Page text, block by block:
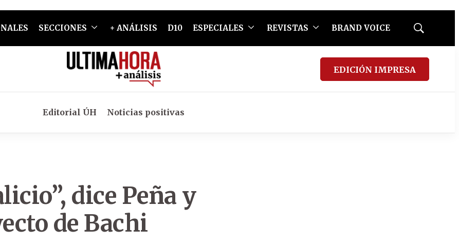
SECCIONES + ANÁLISIS D10 ESPECIALES REVISTAS BRAND VOICE
Mostrar
EDICIÓN IMPRESA
Editorial ÚH Noticias positivas
dice Peña y
de Bachi